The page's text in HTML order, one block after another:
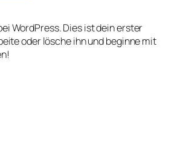
WordPress. Dies ist dein erster
oder lösche ihn und beginne mit